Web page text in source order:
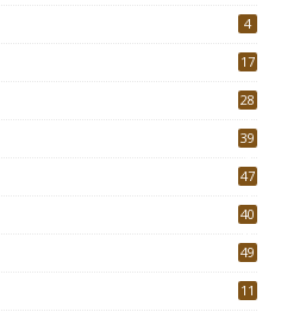
4
17
28
39
47
40
49
11